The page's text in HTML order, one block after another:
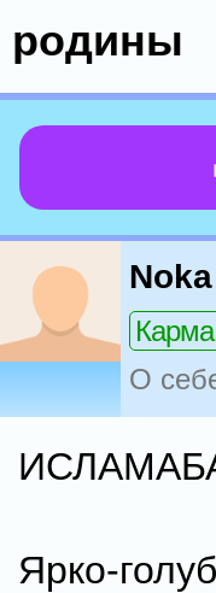
родины
Noka
О
Ярко-